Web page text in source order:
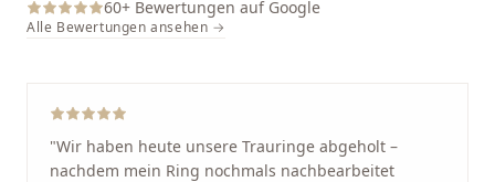
60+ Bewertungen auf Google
Alle Bewertungen ansehen →
"Wir haben heute unsere Trauringe abgeholt –
nachdem mein Ring nochmals nachbearbeitet